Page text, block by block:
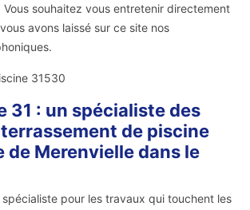
Vous souhaitez vous entretenir directement
avons laissé sur ce site nos
31 : un spécialiste des
de piscine
de Merenvielle dans le
pour les travaux qui touchent les